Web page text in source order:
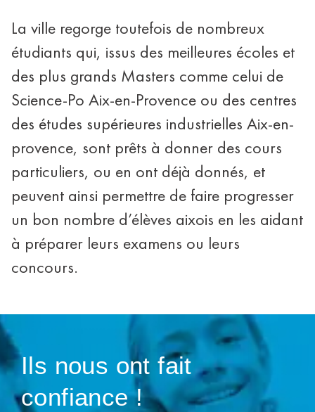
La ville regorge toutefois de nombreux
étudiants qui, issus des meilleures écoles et
des plus grands Masters comme celui de
Science-Po Aix-en-Provence ou des centres
des études supérieures industrielles Aix-en-
provence, sont prêts à donner des cours
particuliers, ou en ont déjà donnés, et
peuvent ainsi permettre de faire progresser
un bon nombre d’élèves aixois en les aidant
à préparer leurs examens ou leurs
concours.
Ils nous ont fait
confiance !